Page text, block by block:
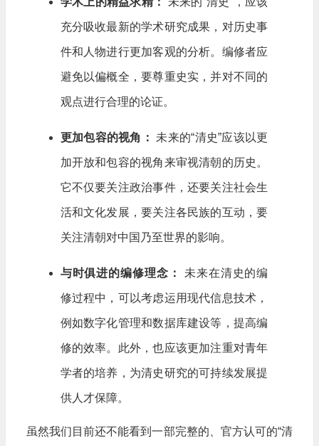
充分吸收最新的学术研究成果，对历史事
件和人物进行更加客观的分析。编修者应
避免以偏概全，要尊重史实，并对不同的
观点进行合理的论证。
更加包容的视角： 未来的“清史”应该以更
加开放和包容的视角来审视清朝的历史。
它不仅要关注政治事件，还要关注社会生
活和文化发展，要关注各民族的互动，要
关注清朝对中国乃至世界的影响。
与时俱进的编修理念： 未来在清史的编
修过程中，可以考虑运用现代信息技术，
例如数字化管理和数据库建设等，提高编
修的效率。此外，也应该更加注重对青年
学者的培养，为清史研究的可持续发展提
供人才保障。
虽然我们目前还不能看到一部完整的、官方认可的“清